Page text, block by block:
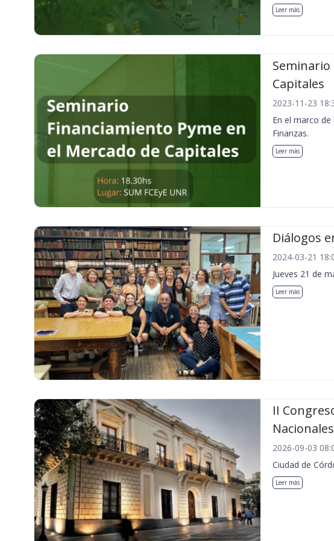
Leer más
Seminario
Capitales
2023-11-23
En el marco
Finanzas.
Leer más
Diálogos
2024-03-21
Jueves 21 de
Leer más
II
2026-09-03
Ciudad de
Leer más